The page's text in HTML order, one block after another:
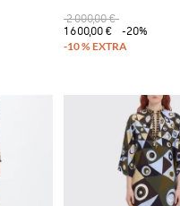
2 000,00 €
1 600,00 €
-20%